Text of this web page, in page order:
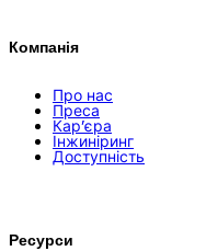
Компанія
Про нас
Преса
Кар’єра
Інжиніринг
Доступність
Ресурси